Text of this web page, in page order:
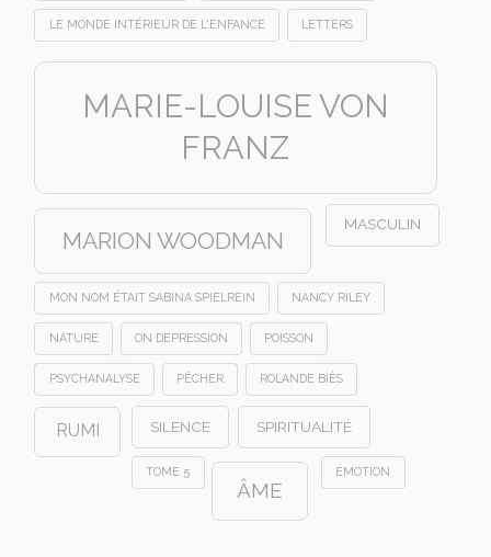
LE MONDE INTÉRIEUR DE L'ENFANCE LETTERS
MARIE-LOUISE VON
FRANZ
MARION WOODMAN
MASCULIN
MON NOM ÉTAIT SABINA SPIELREIN NANCY RILEY
NATURE ON DEPRESSION POISSON
PSYCHANALYSE PÊCHER ROLANDE BIÈS
RUMI SILENCE SPIRITUALITÉ
TOME 5
ÂME
ÉMOTION